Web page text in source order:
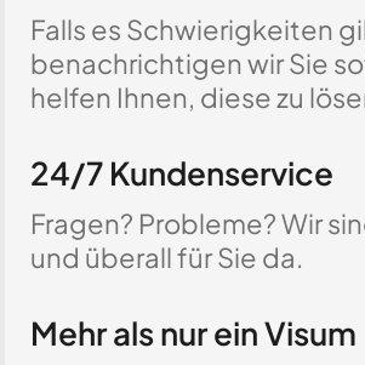
Falls es Schwierigkeiten
benachrichtigen wir Sie
helfen Ihnen, diese zu
24/7 Kundenservice
Fragen? Probleme? Wir
und überall für Sie da.
Mehr als nur ein Visum